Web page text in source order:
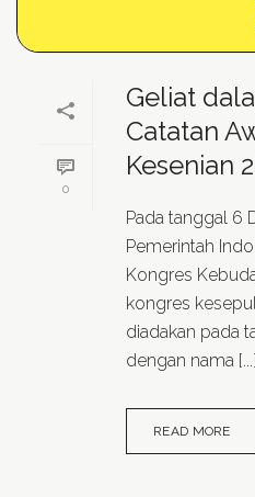
0
Geliat
Catatan
Kesenian
Pada tanggal 6
Pemerintah
Kongres
kongres
diadakan pada
dengan nama [...]
READ MORE